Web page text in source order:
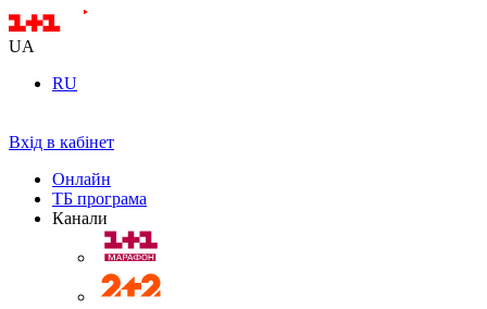
UA
RU
Вхід в кабінет
Онлайн
ТБ програма
Канали